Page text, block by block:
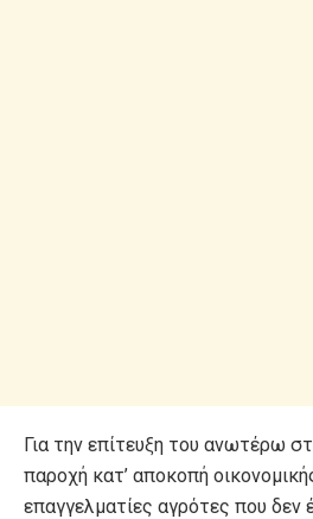
Για την επίτευξη του ανωτέρω
παροχή κατ’ αποκοπή
επαγγελματίες αγρότες που δεν